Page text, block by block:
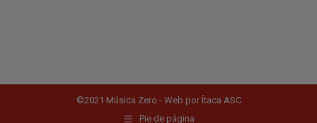
©2021 Música Zero - Web por Ítaca ASC
Pie de página